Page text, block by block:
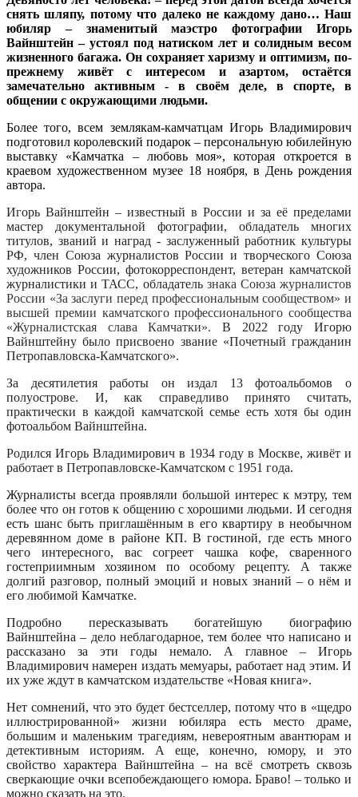
снять шляпу, потому что далеко не каждому дано… Наш
юбиляр – знаменитый маэстро фотографии Игорь
Вайнштейн – устоял под натиском лет и солидным весом
жизненного багажа. Он сохраняет харизму и оптимизм, по-
прежнему живёт с интересом и азартом, остаётся
замечательно активным - в своём деле, в спорте, в
общении с окружающими людьми.
Более того, всем землякам-камчатцам Игорь Владимирович
подготовил королевский подарок – персональную юбилейную
выставку «Камчатка – любовь моя», которая откроется в
краевом художественном музее 18 ноября, в День рождения
автора.
Игорь Вайнштейн – известный в России и за её пределами
мастер документальной фотографии, обладатель многих
титулов, званий и наград - заслуженный работник культуры
РФ, член Союза журналистов России и творческого Союза
художников России, фотокорреспондент, ветеран камчатской
журналистики и ТАСС, обладатель знака Союза журналистов
России «За заслуги перед профессиональным сообществом» и
высшей премии камчатского профессионального сообщества
«Журналистская слава Камчатки». В 2022 году Игорю
Вайнштейну было присвоено звание «Почетный гражданин
Петропавловска-Камчатского».
За десятилетия работы он издал 13 фотоальбомов о
полуострове. И, как справедливо принято считать,
практически в каждой камчатской семье есть хотя бы один
фотоальбом Вайнштейна.
Родился Игорь Владимирович в 1934 году в Москве, живёт и
работает в Петропавловске-Камчатском с 1951 года.
Журналисты всегда проявляли большой интерес к мэтру, тем
более что он готов к общению с хорошими людьми. И сегодня
есть шанс быть приглашённым в его квартиру в необычном
деревянном доме в районе КП. В гостиной, где есть много
чего интересного, вас согреет чашка кофе, сваренного
гостеприимным хозяином по особому рецепту. А также
долгий разговор, полный эмоций и новых знаний – о нём и
его любимой Камчатке.
Подробно пересказывать богатейшую биографию
Вайнштейна – дело неблагодарное, тем более что написано и
рассказано за эти годы немало. А главное – Игорь
Владимирович намерен издать мемуары, работает над этим. И
их уже ждут в камчатском издательстве «Новая книга».
Нет сомнений, что это будет бестселлер, потому что в «щедро
иллюстрированной» жизни юбиляра есть место драме,
большим и маленьким трагедиям, невероятным авантюрам и
детективным историям. А еще, конечно, юмору, и это
свойство характера Вайнштейна – на всё смотреть сквозь
сверкающие очки всепобеждающего юмора. Браво! – только и
можно сказать на это.